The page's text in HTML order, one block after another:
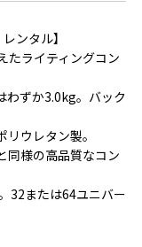
ンタル】
たライティングコン
ずか3.0kg。バック
ウレタン製。
様の高品質なコン
32または64ユニバー